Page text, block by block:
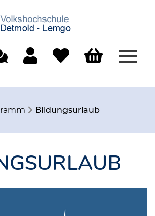
Bildungsurlaub